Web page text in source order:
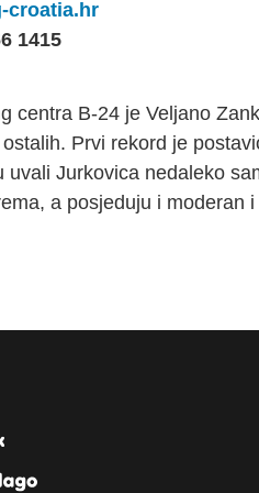
croatia.hr
1415
centra B-24 je Veljano
Prvi rekord je
uvali Jurkovica nedaleko
a posjeduju i moderan